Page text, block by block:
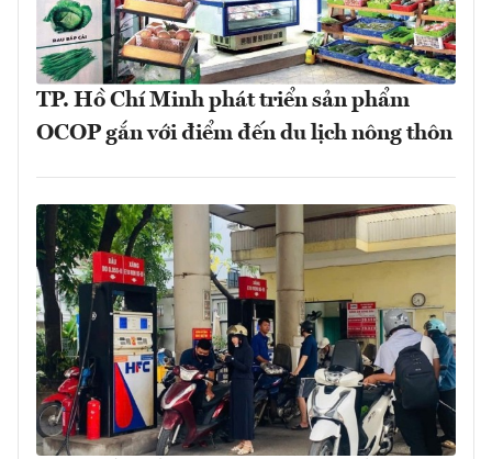
TP. Hồ Chí Minh phát triển sản phẩm
OCOP gắn với điểm đến du lịch nông thôn